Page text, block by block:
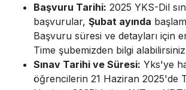
Başvuru Tarihi: 2025 YKS-Dil
başvurular, Şubat ayında
Başvuru süresi ve detayları için
Time şubemizden bilgi
Sınav Tarihi ve Süresi: Yks'ye
öğrencilerin 21 Haziran 2025'de